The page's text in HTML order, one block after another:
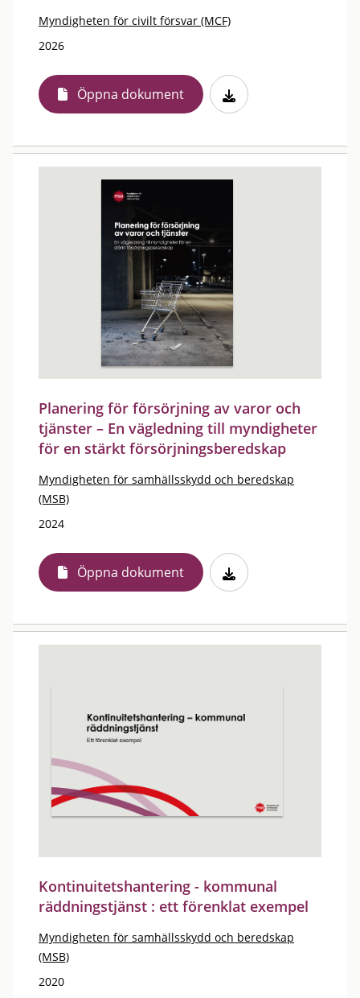
Myndigheten för civilt försvar (MCF)
2026
Öppna dokument
Planering för försörjning av varor och
tjänster – En vägledning till myndigheter
för en stärkt försörjningsberedskap
Myndigheten för samhällsskydd och beredskap
(MSB)
2024
Öppna dokument
Kontinuitetshantering - kommunal
räddningstjänst : ett förenklat exempel
Myndigheten för samhällsskydd och beredskap
(MSB)
2020